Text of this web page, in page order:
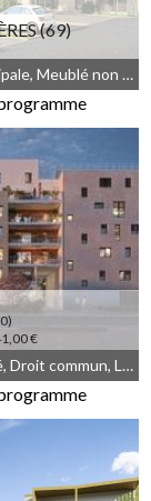
(69)
€
219 615,00 €
Résidence Principale, Meublé non géré, JEANBRUN, Droit commun
€
140 341,00 €
Meublé non géré, Droit commun, LLI_JEANBRUN, LLI, JEANBRUN